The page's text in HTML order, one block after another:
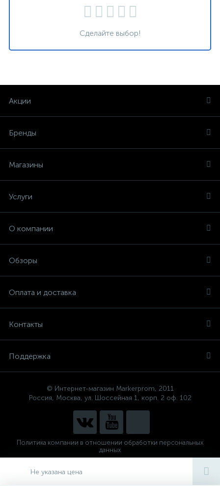
Не указана цена
Сделайте выбор!
Акции
Бренды
Магазины
Услуги
О компании
Обзоры
Оплата и доставка
Контакты
Поддержка
© Интернет-магазин Markerprom, 2011
Россия, Москва, ул. Шоссейная 1, корп. 2 оф. 102
Политика компании в отношении обработки персональных
данных